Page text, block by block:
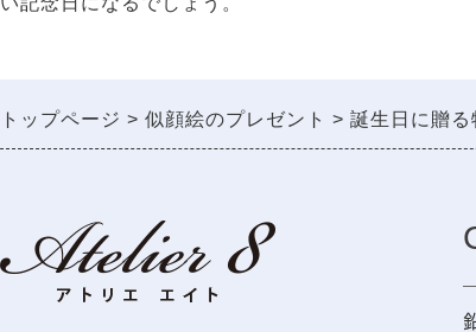
トップページ 似顔絵のプレゼント 誕生日に贈